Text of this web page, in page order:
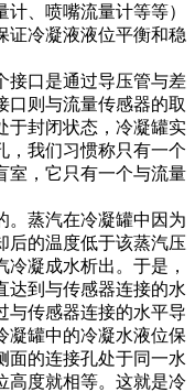
、喷嘴流量计等等）
证冷凝液液位平衡和稳
口是通过导压管与差
口则与流量传感器的取
于封闭状态，冷凝罐实
，我们习惯称只有一个
室，它只有一个与流量
蒸汽在冷凝罐中因为
后的温度低于该蒸汽压
凝成水析出。于是，
达到与传感器连接的水
与传感器连接的水平导
凝罐中的冷凝水液位保
面的连接孔处于同一水
高度就相等。这就是冷